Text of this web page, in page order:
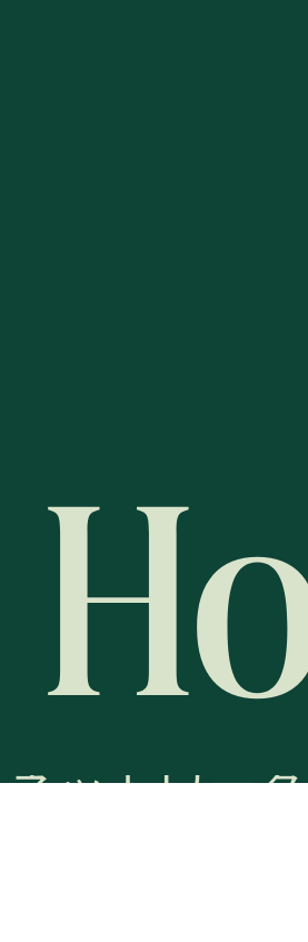
ットワーク